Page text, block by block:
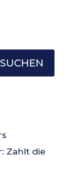
SUCHEN
Zahlt die